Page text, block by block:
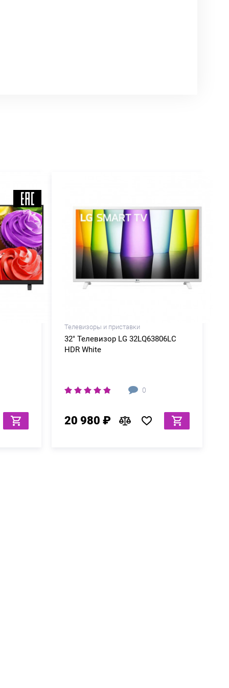
Телевизоры и приставки
32" Телевизор LG 32LQ63806LC
HDR White
0
20 980 ₽